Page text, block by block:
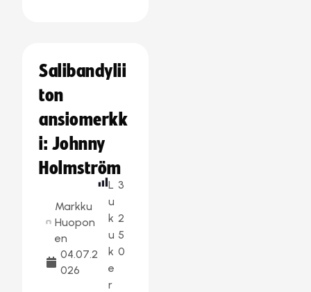
Salibandylii
ton
ansiomerkk
i: Johnny
Holmström
Markku
Huopon
en
04.07.2
026
L
u
k
u
k
e
r
3
2
5
0